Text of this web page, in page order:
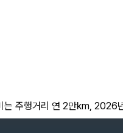
주행거리 연 2만km,